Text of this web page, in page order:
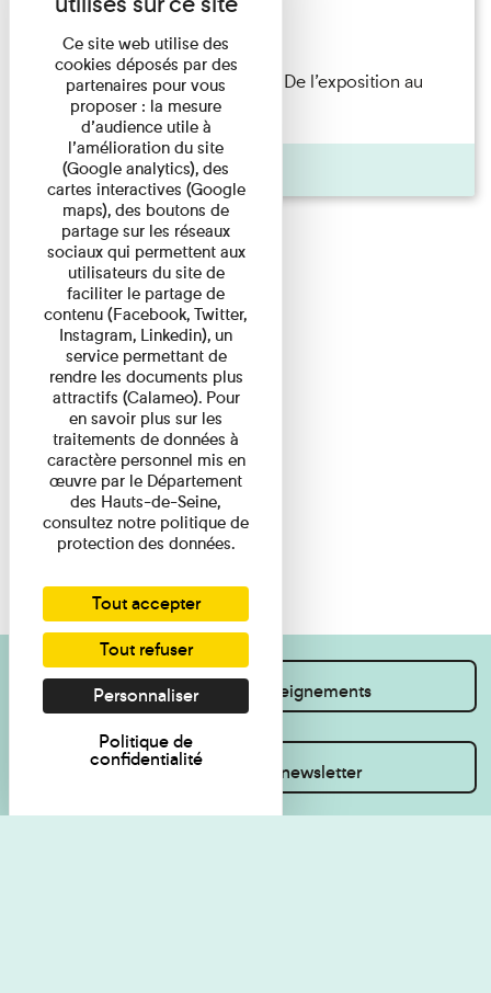
Lecture
Les Invités de l’Imprimerie n°8. De l’exposition au
livre. Modernités ...
Pages
Je souhaite des renseignements
Inscrivez-vous à la newsletter
Ce site web utilise des
cookies déposés par des
partenaires pour vous
proposer : la mesure
d’audience utile à
l’amélioration du site
(Google analytics), des
cartes interactives (Google
maps), des boutons de
partage sur les réseaux
sociaux qui permettent aux
utilisateurs du site de
faciliter le partage de
contenu (Facebook, Twitter,
Instagram, Linkedin), un
service permettant de
rendre les documents plus
attractifs (Calameo). Pour
en savoir plus sur les
traitements de données à
caractère personnel mis en
œuvre par le Département
des Hauts-de-Seine,
consultez notre politique de
protection des données.
Tout accepter
Tout refuser
Personnaliser
Politique de
confidentialité